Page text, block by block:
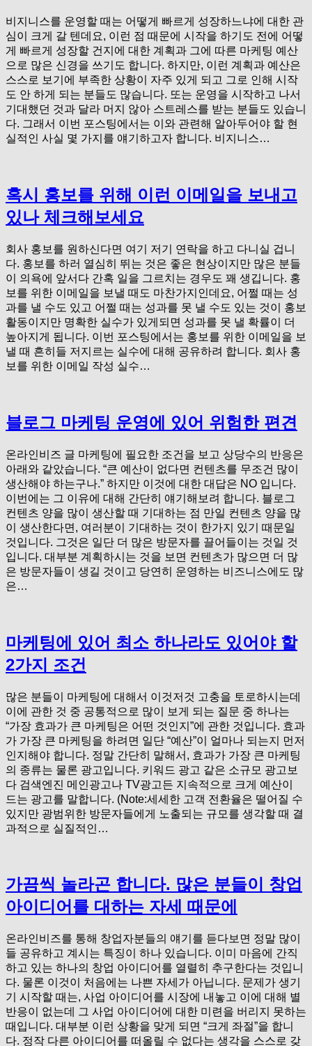
비지니스를 운영할 때는 어떻게 빠르게 성장하느냐에 대한 관
심이 크게 갈 텐데요, 이런 점 때문에 시작을 하기도 전에 어떻
게 빠르게 성장할 건지에 대한 계획과 그에 따른 마케팅 예산
으로 많은 신경을 쓰기도 합니다. 하지만, 이런 계획과 예산은
스스로 보기에 부족한 상황이 자주 있게 되고 그로 인해 시작
도 안 하게 되는 분들도 많습니다. 또는 운영을 시작하고 나서
기대했던 것과 달라 머지 않아 스트레스를 받는 분들도 있습니
다. 그래서 이번 포스팅에서는 이와 관련해 알아두어야 할 현
실적인 사실 몇 가지를 얘기하고자 합니다. 비지니스…
혹시 홍보를 위해 이런 이메일을 보내고
있나 체크해보세요
회사 홍보를 원하신다면 여기 저기 연락을 하고 다니실 겁니
다. 홍보를 하러 열심히 뛰는 것은 좋은 현상이지만 많은 분들
이 의욕에 앞서다 간혹 일을 그르치는 경우도 꽤 생깁니다. 홍
보를 위한 이메일을 보낼 때도 마찬가지인데요, 어쩔 때는 성
과를 낼 수도 있고 어쩔 때는 성과를 못 낼 수도 있는 것이 홍보
활동이지만 명확한 실수가 있게되면 성과를 못 낼 확률이 더
높아지게 됩니다. 이번 포스팅에서는 홍보를 위한 이메일을 보
낼 때 흔히들 저지르는 실수에 대해 공유하려 합니다. 회사 홍
보를 위한 이메일 작성 실수…
블로그 마케팅 운영에 있어 위험한 편견
온라인비즈 글 마케팅에 필요한 조건을 보고 상당수의 반응은
아래와 같았습니다. “큰 예산이 없다면 컨텐츠를 무조건 많이
생산해야 하는구나.” 하지만 이것에 대한 대답은 NO 입니다.
이번에는 그 이유에 대해 간단히 얘기해보려 합니다. 블로그
컨텐츠 양을 많이 생산할 때 기대하는 점 만일 컨텐츠 양을 많
이 생산한다면, 여러분이 기대하는 것이 한가지 있기 때문일
것입니다. 그것은 일단 더 많은 방문자를 끌어들이는 것일 것
입니다. 대부분 계획하시는 것을 보면 컨텐츠가 많으면 더 많
은 방문자들이 생길 것이고 당연히 운영하는 비즈니스에도 많
은…
마케팅에 있어 최소 하나라도 있어야 할
2가지 조건
많은 분들이 마케팅에 대해서 이것저것 고충을 토로하시는데
이에 관한 것 중 공통적으로 많이 보게 되는 질문 중 하나는
“가장 효과가 큰 마케팅은 어떤 것인지”에 관한 것입니다. 효과
가 가장 큰 마케팅을 하려면 일단 “예산”이 얼마나 되는지 먼저
인지해야 합니다. 정말 간단히 말해서, 효과가 가장 큰 마케팅
의 종류는 물론 광고입니다. 키워드 광고 같은 소규모 광고보
다 검색엔진 메인광고나 TV광고든 지속적으로 크게 예산이
드는 광고를 말합니다. (Note:세세한 고객 전환율은 떨어질 수
있지만 광범위한 방문자들에게 노출되는 규모를 생각할 때 결
과적으로 실질적인…
가끔씩 놀라곤 합니다. 많은 분들이 창업
아이디어를 대하는 자세 때문에
온라인비즈를 통해 창업자분들의 얘기를 듣다보면 정말 많이
들 공유하고 계시는 특징이 하나 있습니다. 이미 마음에 간직
하고 있는 하나의 창업 아이디어를 열렬히 추구한다는 것입니
다. 물론 이것이 처음에는 나쁜 자세가 아닙니다. 문제가 생기
기 시작할 때는, 사업 아이디어를 시장에 내놓고 이에 대해 별
반응이 없는데 그 사업 아이디어에 대한 미련을 버리지 못하는
때입니다. 대부분 이런 상황을 맞게 되면 “크게 좌절”을 합니
다. 정작 다른 아이디어를 떠올릴 수 없다는 생각을 스스로 갖